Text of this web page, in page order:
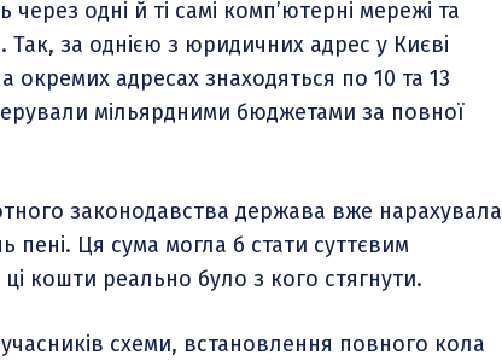
одні й ті самі комп’ютерні мережі та
за однією з юридичних адрес у Києві
окремих адресах знаходяться по 10 та 13
мільярдними бюджетами за повної
законодавства держава вже нарахувала
пені. Ця сума могла б стати суттєвим
кошти реально було з кого стягнути.
схеми, встановлення повного кола